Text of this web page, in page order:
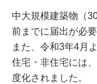
中大規模建築物（
前までに届出が必要
また、令和3年4月
住宅・非住宅には
度化されました。